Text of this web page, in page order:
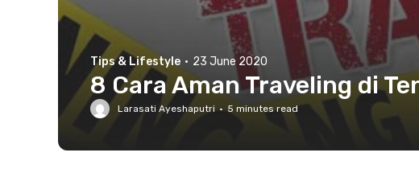
Tips & Lifestyle · 23 June 2020
8 Cara Aman Traveling di
Larasati Ayeshaputri · 5 minutes read